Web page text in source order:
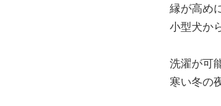
縁が高め
小型犬か
洗濯が可
寒い冬の